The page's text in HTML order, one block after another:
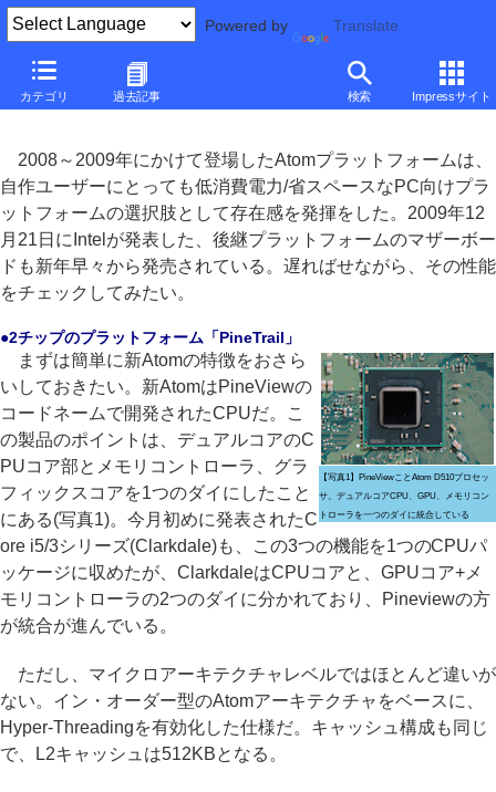
Powered by Translate
カテゴリ 過去記事 検索 Impressサイト
多和田新也のニューアイテム診断室■
2チップ化された新Atom搭載「Intel D510MO」
2008～2009年にかけて登場したAtomプラットフォームは、
自作ユーザーにとっても低消費電力/省スペースなPC向けプラ
ットフォームの選択肢として存在感を発揮をした。2009年12
月21日にIntelが発表した、後継プラットフォームのマザーボー
ドも新年早々から発売されている。遅ればせながら、その性能
をチェックしてみたい。
●2チップのプラットフォーム「PineTrail」
【写真1】PineViewことAtom D510プロセッ
サ。デュアルコアCPU、GPU、メモリコン
トローラを一つのダイに統合している
まずは簡単に新Atomの特徴をおさら
いしておきたい。新AtomはPineViewの
コードネームで開発されたCPUだ。こ
の製品のポイントは、デュアルコアのC
PUコア部とメモリコントローラ、グラ
フィックスコアを1つのダイにしたこと
にある(写真1)。今月初めに発表されたC
ore i5/3シリーズ(Clarkdale)も、この3つの機能を1つのCPUパ
ッケージに収めたが、ClarkdaleはCPUコアと、GPUコア+メ
モリコントローラの2つのダイに分かれており、Pineviewの方
が統合が進んでいる。
ただし、マイクロアーキテクチャレベルではほとんど違いが
ない。イン・オーダー型のAtomアーキテクチャをベースに、
Hyper-Threadingを有効化した仕様だ。キャッシュ構成も同じ
で、L2キャッシュは512KBとなる。